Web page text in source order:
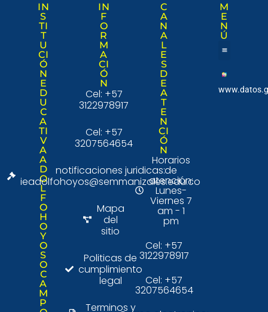
IN
S
TI
T
U
CI
Ó
N
E
D
U
C
A
TI
V
A
A
D
O
L
F
O
H
O
Y
O
S
O
C
A
M
P
IN
F
O
R
M
A
CI
Ó
N
Cel: +57
3122978917
Cel: +57
3207564654
notificaciones juridicas:
ieadolfohoyos@semmanizales.edu.co
Mapa
del
sitio
Politicas de
cumplimiento
legal
Terminos y
C
A
N
A
L
E
S
D
E
A
T
E
N
CI
Ó
N
Horarios
de
atención:
Lunes-
Viernes 7
am - 1
pm
Cel: +57
3122978917
Cel: +57
3207564654
M
E
N
Ú